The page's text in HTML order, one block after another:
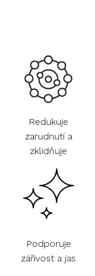
Redukuje
zarudnutí a
zklidňuje
Podporuje
zářivost a jas